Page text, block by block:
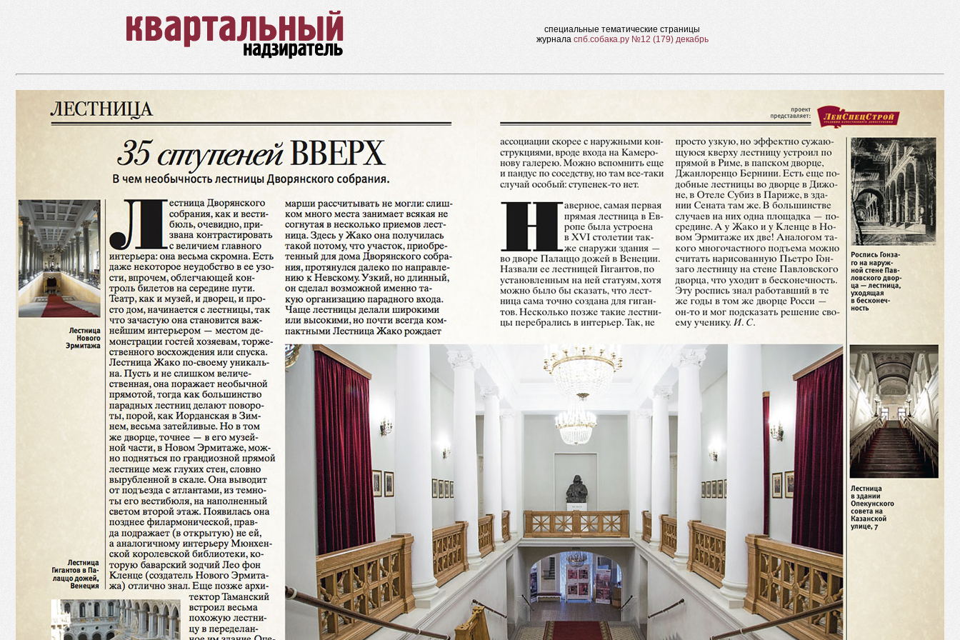
специальные тематические страницы
журнала спб.собака.ру №12 (179) декабрь